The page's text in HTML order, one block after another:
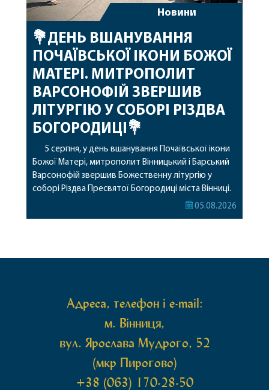
Новини
💐ДЕНЬ ВШАНУВАННЯ
ПОЧАЇВСЬКОЇ ІКОНИ БОЖОЇ
МАТЕРІ. МИТРОПОЛИТ
ВАРСОНОФІЙ ЗВЕРШИВ
ЛІТУРГІЮ У СОБОРІ РІЗДВА
БОГОРОДИЦІ💐
5 серпня, у день вшанування Почаївської ікони
Божої Матері, митрополит Вінницький і Барський
Варсонофій звершив Божественну літургію у
соборі Різдва Пресвятої Богородиці міста Вінниці.
Його Високопреосвященству співслужили05.08.2026
Адреса, телефон і e-mail:
м. Вінниця,
вул. Ярослава Мудрого, 52
(мкр Пирогово)
+38 (063) 170-28-50